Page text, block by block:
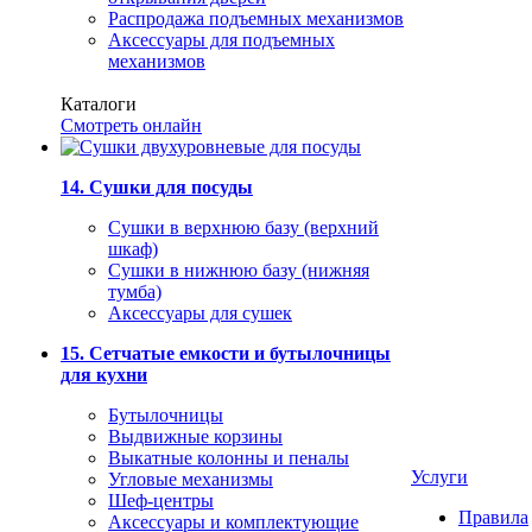
Распродажа подъемных механизмов
Аксессуары для подъемных
механизмов
Каталоги
Смотреть онлайн
14. Сушки для посуды
Сушки в верхнюю базу (верхний
шкаф)
Сушки в нижнюю базу (нижняя
тумба)
Аксессуары для сушек
15. Сетчатые емкости и бутылочницы
для кухни
Бутылочницы
Выдвижные корзины
Выкатные колонны и пеналы
Угловые механизмы
Шеф-центры
Аксессуары и комплектующие
Услуги
Правила